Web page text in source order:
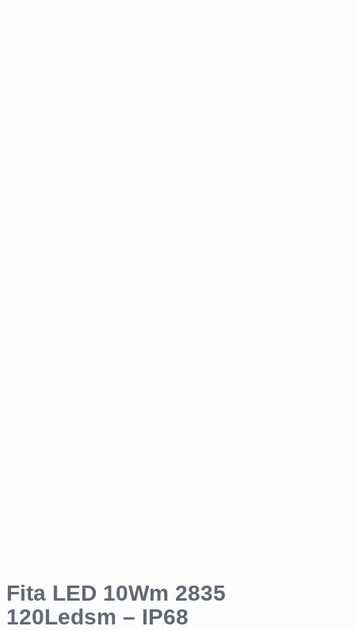
Fita LED 10Wm 2835
120Ledsm – IP68